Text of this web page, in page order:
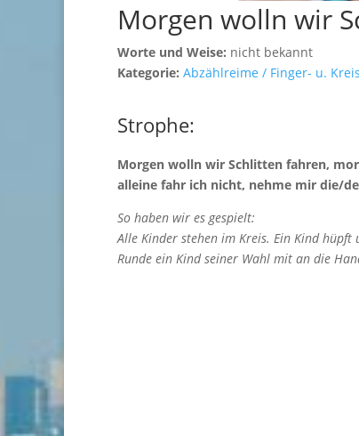
Morgen wolln wir
Worte und Weise: nicht bekannt
Kategorie: Abzählreime / Finger- u.
Strophe:
Morgen wolln wir Schlitten fahren,
alleine fahr ich nicht, nehme mir die/
So haben wir es gespielt:
Alle Kinder stehen im Kreis. Ein Kind
Runde ein Kind seiner Wahl mit an die